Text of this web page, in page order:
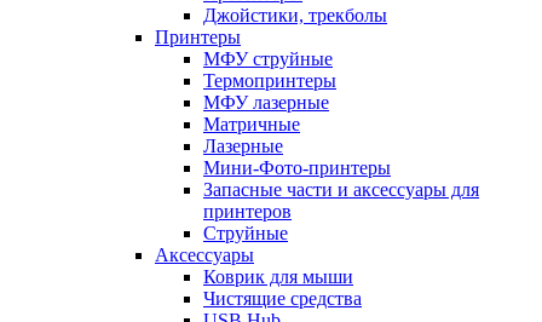
Джойстики, трекболы
Принтеры
МФУ струйные
Термопринтеры
МФУ лазерные
Матричные
Лазерные
Мини-Фото-принтеры
Запасные части и аксессуары для
принтеров
Струйные
Аксессуары
Коврик для мыши
Чистящие средства